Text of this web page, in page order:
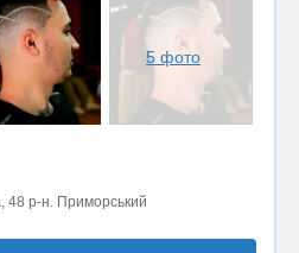
5 фото
48 р-н. Приморський